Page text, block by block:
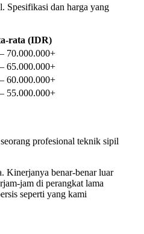
Spesifikasi dan harga yang
rata (IDR)
70.000.000+
65.000.000+
60.000.000+
55.000.000+
profesional teknik sipil
Kinerjanya benar-benar luar
jam di perangkat lama
seperti yang kami